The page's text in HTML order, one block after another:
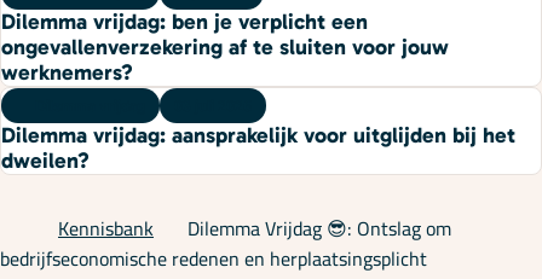
Dilemma vrijdag: ben je verplicht een
ongevallenverzekering af te sluiten voor jouw
werknemers?
Dilemma vrijdag: aansprakelijk voor uitglijden bij het
dweilen?
Kennisbank
Dilemma Vrijdag 😎: Ontslag om
bedrijfseconomische redenen en herplaatsingsplicht